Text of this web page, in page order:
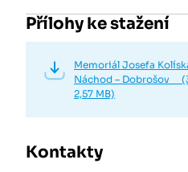
Přílohy ke stažení
Memoriál Josefa
Náchod – Dobrošov
2,57 MB)
Kontakty